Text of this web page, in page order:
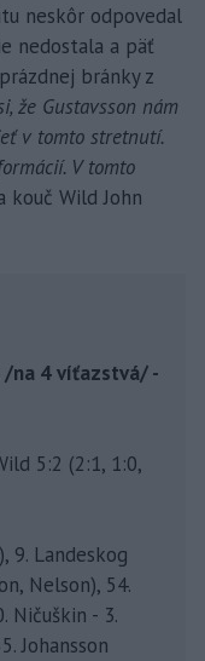
neskôr odpovedal
nedostala a päť
bránky z
že Gustavsson nám
v tomto stretnutí.
V tomto
kouč Wild John
/na 4 víťazstvá/ -
5:2 (2:1, 1:0,
9. Landeskog
Nelson), 54.
Ničuškin - 3.
Johansson